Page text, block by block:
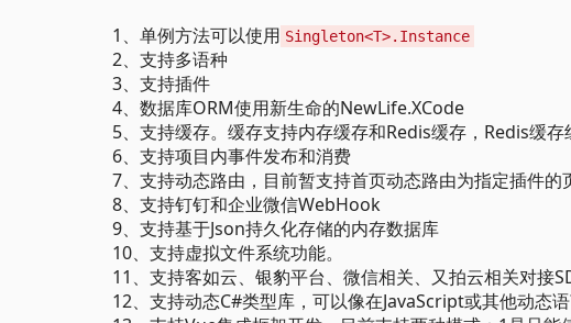
1、单例方法可以使用 Singleton<T>.Instance
2、支持多语种
3、支持插件
4、数据库ORM使用新生命的NewLife.XCode
5、支持缓存。缓存支持内存缓存和Redis缓存，Redis缓
6、支持项目内事件发布和消费
7、支持动态路由，目前暂支持首页动态路由为指定插件的
8、支持钉钉和企业微信WebHook
9、支持基于Json持久化存储的内存数据库
10、支持虚拟文件系统功能。
11、支持客如云、银豹平台、微信相关、又拍云相关对接
12、支持动态C#类型库，可以像在JavaScript或其他动态